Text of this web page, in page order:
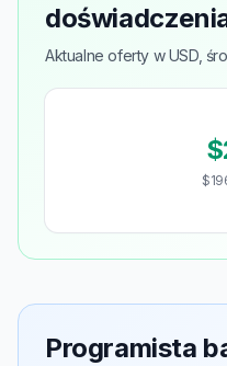
Aktualne oferty w USD,
Programista